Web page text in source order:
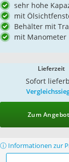
sehr hohe
mit
Behälter mit
mit Manometer
Lieferzeit
Sofort
Zum
ⓘ Informationen zur